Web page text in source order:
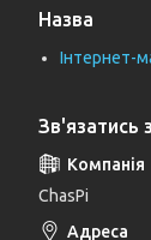
Труби
Унітази
Назва
Інтернет-
Зв'язатись
ChasPi